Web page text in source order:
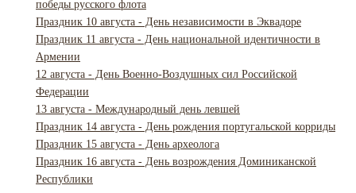
победы русского флота
Праздник 10 августа - День независимости в Эквадоре
Праздник 11 августа - День национальной идентичности в
Армении
12 августа - День Военно-Воздушных сил Российской
Федерации
13 августа - Международный день левшей
Праздник 14 августа - День рождения португальской корриды
Праздник 15 августа - День археолога
Праздник 16 августа - День возрождения Доминиканской
Республики